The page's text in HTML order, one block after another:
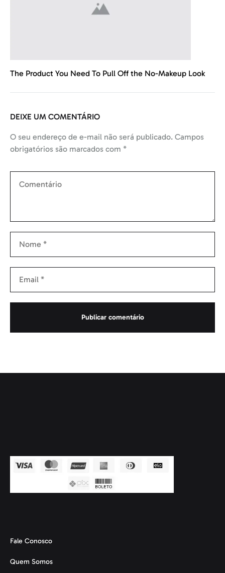
The Product You Need To Pull Off the No-Makeup Look
DEIXE UM COMENTÁRIO
O seu endereço de e-mail não será publicado. Campos
obrigatórios são marcados com *
Fale Conosco
Quem Somos